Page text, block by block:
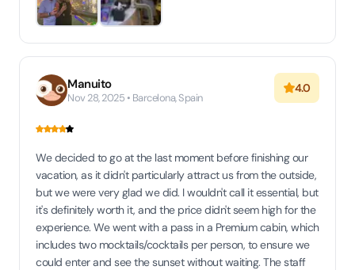
Manuito
Nov 28, 2025 • Barcelona, Spain
4.0
We decided to go at the last moment before finishing our
vacation, as it didn't particularly attract us from the outside,
but we were very glad we did. I wouldn't call it essential, but
it's definitely worth it, and the price didn't seem high for the
experience. We went with a pass in a Premium cabin, which
includes two mocktails/cocktails per person, to ensure we
could enter and see the sunset without waiting. The staff